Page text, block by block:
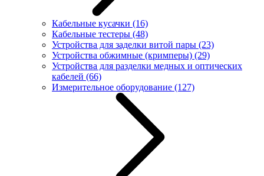
Кабельные кусачки (16)
Кабельные тестеры (48)
Устройства для заделки витой пары (23)
Устройства обжимные (кримперы) (29)
Устройства для разделки медных и оптических
кабелей (66)
Измерительное оборудование (127)